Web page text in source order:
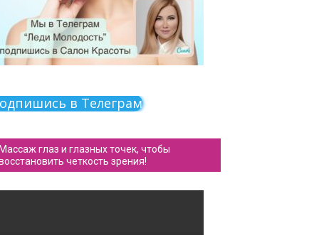
в Телеграм
Массаж глаз и глазных точек, чтобы
четкость зрения!